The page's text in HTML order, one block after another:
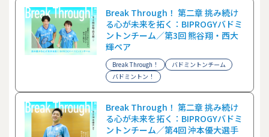
Break Through！ 第二章 挑み続け
る心が未来を拓く：BIPROGYバドミ
ントンチーム／第3回 熊谷翔・西大
輝ペア
Break Through！
バドミントンチーム
バドミントン！
Break Through！ 第二章 挑み続け
る心が未来を拓く：BIPROGYバドミ
ントンチーム／第4回 沖本優大選手